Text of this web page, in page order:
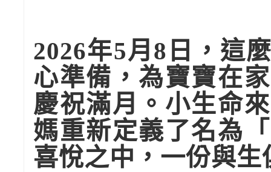
2026年5月8日， 這
心準備，為寶寶在
慶祝滿月。小生命
媽重新定義了名為
喜悅之中，一份與